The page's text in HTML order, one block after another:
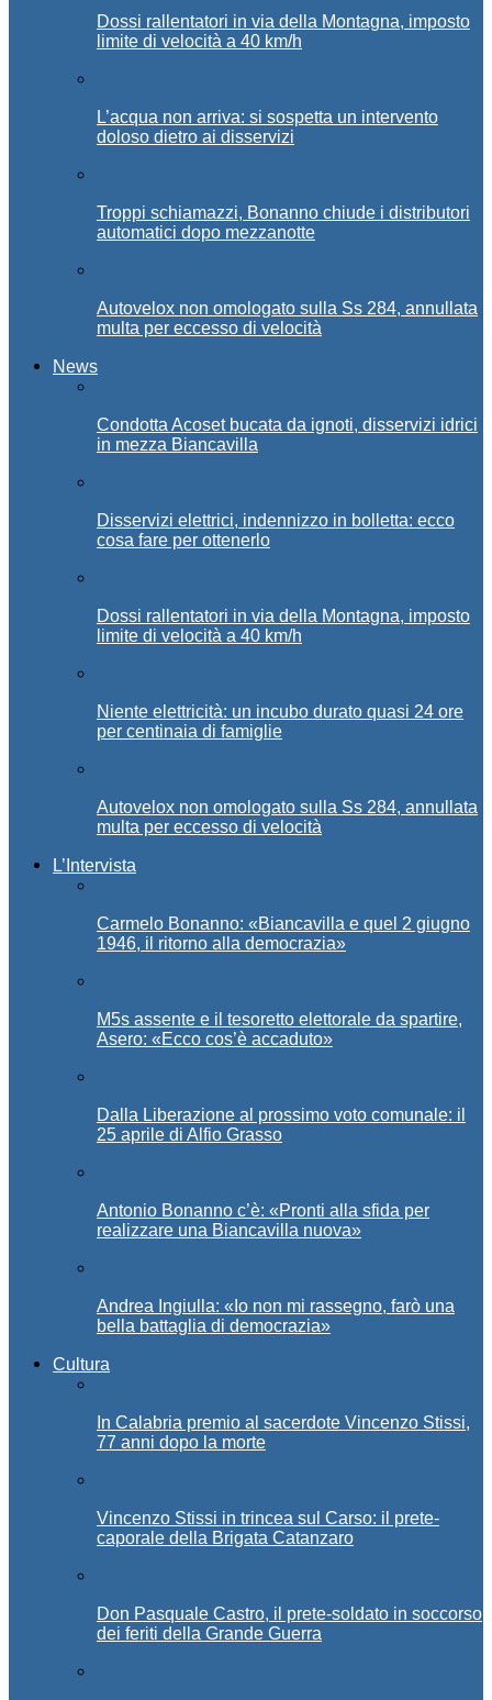
Dossi rallentatori in via della Montagna, imposto
limite di velocità a 40 km/h
L’acqua non arriva: si sospetta un intervento
doloso dietro ai disservizi
Troppi schiamazzi, Bonanno chiude i distributori
automatici dopo mezzanotte
Autovelox non omologato sulla Ss 284, annullata
multa per eccesso di velocità
News
Condotta Acoset bucata da ignoti, disservizi idrici
in mezza Biancavilla
Disservizi elettrici, indennizzo in bolletta: ecco
cosa fare per ottenerlo
Dossi rallentatori in via della Montagna, imposto
limite di velocità a 40 km/h
Niente elettricità: un incubo durato quasi 24 ore
per centinaia di famiglie
Autovelox non omologato sulla Ss 284, annullata
multa per eccesso di velocità
L’Intervista
Carmelo Bonanno: «Biancavilla e quel 2 giugno
1946, il ritorno alla democrazia»
M5s assente e il tesoretto elettorale da spartire,
Asero: «Ecco cos’è accaduto»
Dalla Liberazione al prossimo voto comunale: il
25 aprile di Alfio Grasso
Antonio Bonanno c’è: «Pronti alla sfida per
realizzare una Biancavilla nuova»
Andrea Ingiulla: «Io non mi rassegno, farò una
bella battaglia di democrazia»
Cultura
In Calabria premio al sacerdote Vincenzo Stissi,
77 anni dopo la morte
Vincenzo Stissi in trincea sul Carso: il prete-
caporale della Brigata Catanzaro
Don Pasquale Castro, il prete-soldato in soccorso
dei feriti della Grande Guerra